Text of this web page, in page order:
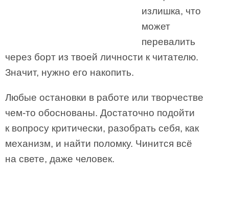
излишка, что
может
перевалить
через борт из твоей личности к читателю.
Значит, нужно его накопить.
Любые остановки в работе или творчестве
чем-то обоснованы. Достаточно подойти
к вопросу критически, разобрать себя, как
механизм, и найти поломку. Чинится всё
на свете, даже человек.